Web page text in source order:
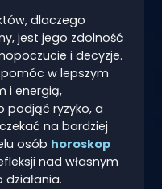
dlaczego
jest jego zdolność
i decyzje.
w lepszym
i energią,
podjąć ryzyko, a
na bardziej
osób horoskop
nad własnym